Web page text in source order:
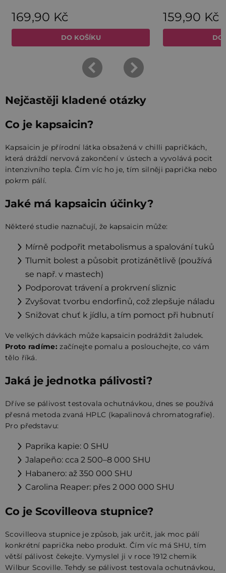
Nejčastěji kladené otázky
Co je kapsaicin?
Kapsaicin je přírodní látka obsažená v chilli papričkách,
která dráždí nervová zakončení v ústech a vyvolává pocit
intenzivního tepla. Čím víc ho je, tím silněji paprička nebo
pokrm pálí.
Jaké má kapsaicin účinky?
Některé studie naznačují, že kapsaicin může:
Mírně podpořit metabolismus a spalování tuků
Tlumit bolest a působit protizánětlivě (používá
se např. v mastech)
Podporovat trávení a prokrvení sliznic
Zvyšovat tvorbu endorfinů, což zlepšuje náladu
Snižovat chuť k jídlu, a tím pomoct při hubnutí
Ve velkých dávkách může kapsaicin podráždit žaludek.
Proto radíme: začínejte pomalu a poslouchejte, co vám
tělo říká.
Jaká je jednotka pálivosti?
Dříve se pálivost testovala ochutnávkou, dnes se používá
přesná metoda zvaná HPLC (kapalinová chromatografie).
Pro představu:
Paprika kapie: 0 SHU
Jalapeño: cca 2 500–8 000 SHU
Habanero: až 350 000 SHU
Carolina Reaper: přes 2 000 000 SHU
Co je Scovilleova stupnice?
Scovilleova stupnice je způsob, jak určit, jak moc pálí
konkrétní paprička nebo produkt. Čím víc má SHU, tím
větší pálivost čekejte. Vymyslel ji v roce 1912 chemik
Wilbur Scoville. Tehdy se pálivost testovala ochutnávkou,